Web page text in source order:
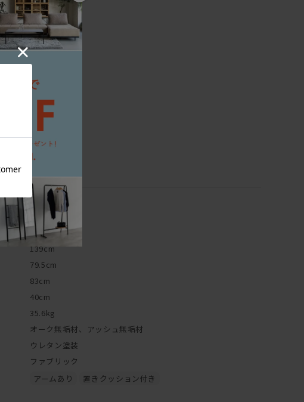
139cm
79.5cm
83cm
40cm
35.6kg
オーク無垢材、アッシュ無垢材
ウレタン塗装
ファブリック
アームあり 置きクッション付き